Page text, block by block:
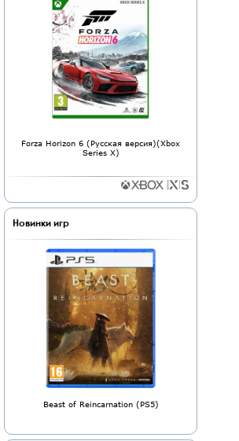
Forza Horizon 6 (Русская версия)(Xbox
Series X)
Новинки игр
Beast of Reincarnation (PS5)